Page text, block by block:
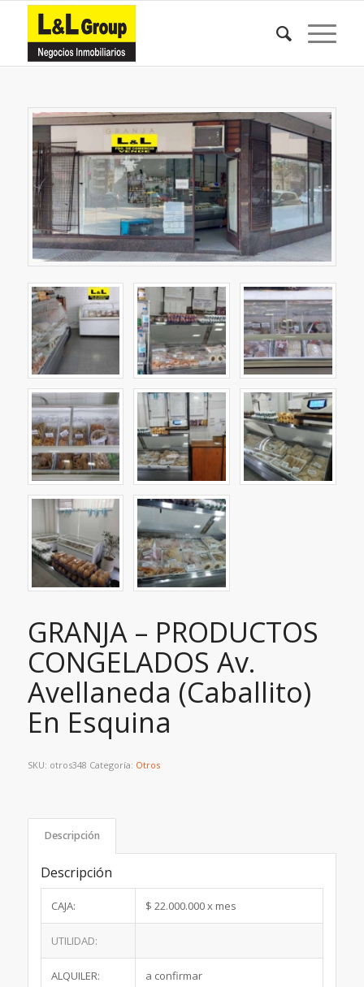
GRANJA – PRODUCTOS
CONGELADOS Av.
Avellaneda (Caballito)
En Esquina
SKU: otros348 Categoría: Otros
Descripción
Descripción
CAJA: $ 22.000.000 x mes
UTILIDAD:
ALQUILER: a confirmar